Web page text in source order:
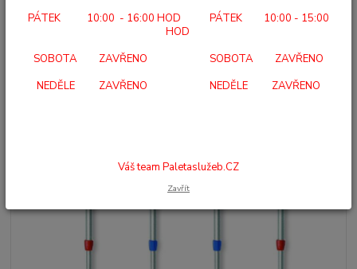
PÁTEK 10:00 - 16:00 HOD PÁTEK 10:00 - 15:00
HOD
SOBOTA ZAVŘENO SOBOTA ZAVŘENO
NEDĚLE ZAVŘENO NEDĚLE ZAVŘENO
Váš team Paletaslužeb.CZ
Zavřít